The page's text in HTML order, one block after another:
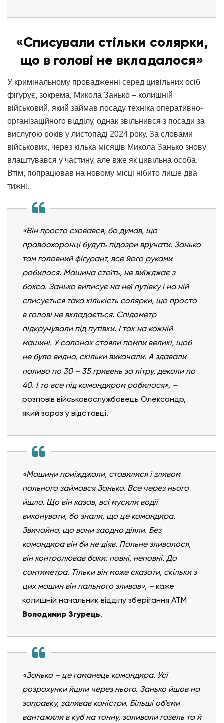
«Списували стільки солярки,
що в голові не вкладалося»
У кримінальному провадженні серед цивільних осіб
фігурує, зокрема, Микола Занько – колишній
військовий, який займав посаду техніка оперативно-
організаційного відділу, однак звільнився з посади за
вислугою років у листопаді 2024 року. За словами
військових, через кілька місяців Микола Занько знову
влаштувався у частину, але вже як цивільна особа.
Втім, попрацював на новому місці нібито лише два
тижні.
«Він просто сховався, бо думав, що
правоохоронці будуть підозри вручати. Занько
там головний фігурант, все його руками
робилося. Машина стоїть, не виїжджає з
бокса. Занько виписує на неї путівку і на ній
списується така кількість солярки, що просто
в голові не вкладається. Спідометр
підкручували під путівки. І так на кожній
машині. У салонах стояли помпи великі, щоб
не було видно, скільки викачали. А здавали
паливо по 30 – 35 гривень за літру, деколи по
40. І то все під командиром робилося», –
розповів військовослужбовець Олександр,
який зараз у відставці.
«Машини приїжджали, ставилися і зливом
пального займався Занько. Все через нього
йшло. Що він казав, всі мусили водії
виконувати, бо знали, що це командира.
Звичайно, що вони заодно діяли. Без
командира він би не діяв. Пальне зливалося,
він контролював баки: повні, неповні. До
сантиметра. Тільки він може сказати, скільки з
цих машин він пального зливав», –каже
колишній начальник відділу зберігання АТМ
Володимир Згурець.
«Занько – це гаманець командира. Усі
розрахунки йшли через нього. Занько йшов на
заправку, заливав каністри. Більші об’єми
вантажили в куб на тонну, заливали газель та й